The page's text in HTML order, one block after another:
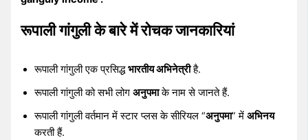
रूपाली गांगुली के बारे में रोचक जानकारियां
रूपाली गांगुली एक प्रसिद्धभारतीय अभिनेत्रीहै.
रूपाली गांगुली को सभी लोगअनुपमाके नाम से जानते हैं.
रूपाली गांगुली वर्तमान में स्टार प्लस के सीरियल “अनुपमा” मेंअभिनय
करती हैं.